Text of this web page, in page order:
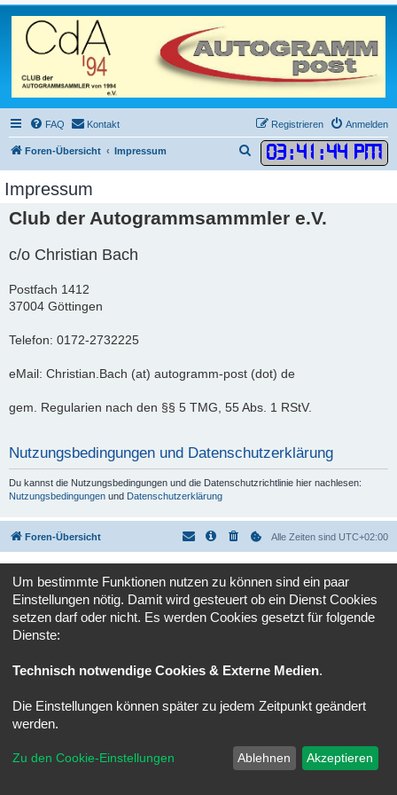
FAQ Kontakt Anmelden
Registrieren
Foren-Übersicht Impressum 03:41 :44 PM
u
h
Impressum
Club der Autogrammsammmler e.V.
c/o Christian Bach
Postfach 1412
37004 Göttingen
Telefon: 0172-2732225
eMail: Christian.Bach (at) autogramm-post (dot) de
gem. Regularien nach den §§ 5 TMG, 55 Abs. 1 RStV.
Nutzungsbedingungen und Datenschutzerklärung
Du kannst die Nutzungsbedingungen und die Datenschutzrichtlinie hier nachlesen:
Nutzungsbedingungen und Datenschutzerklärung
Foren-Übersicht Alle Zeiten sind UTC+02:00
Deutsche Übersetzung durchphpBB.de
Datenschutz|Nutzungsbedingungen
Um bestimmte Funktionen nutzen zu können sind ein paar
Einstellungen nötig. Damit wird gesteuert ob ein Dienst Cookies
setzen darf oder nicht. Es werden Cookies gesetzt für folgende
Dienste:
Technisch notwendige Cookies & Externe Medien.
Die Einstellungen können später zu jedem Zeitpunkt geändert
werden.
Zu den Cookie-Einstellungen Ablehnen Akzeptieren